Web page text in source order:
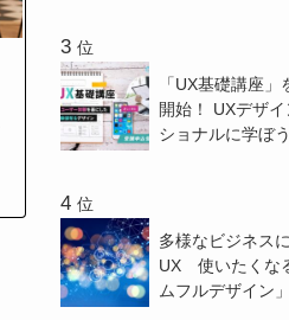
位
「UX基礎講座
開始！ UXデザ
ショナルに学ぼ
位
多様なビジネス
UX 使いたくな
ムフルデザイン